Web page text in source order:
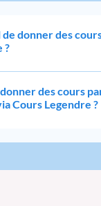
de donner des
?
des cours
Cours Legendre ?